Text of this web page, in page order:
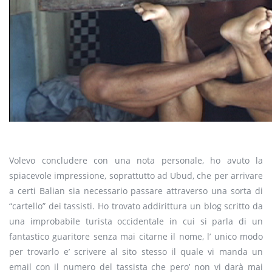
Volevo concludere con una nota personale, ho avuto la
spiacevole impressione, soprattutto ad Ubud, che per arrivare
a certi Balian sia necessario passare attraverso una sorta di
“cartello” dei tassisti. Ho trovato addirittura un blog scritto da
una improbabile turista occidentale in cui si parla di un
fantastico guaritore senza mai citarne il nome, l’ unico modo
per trovarlo e’ scrivere al sito stesso il quale vi manda un
email con il numero del tassista che pero’ non vi darà mai